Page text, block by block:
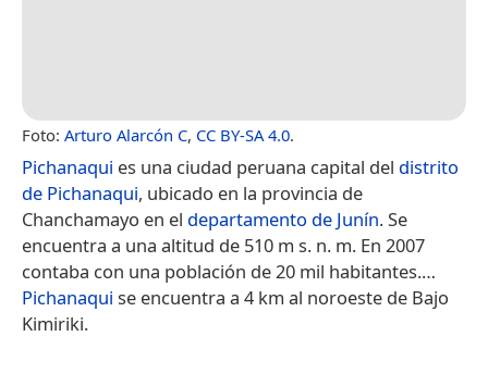
Foto: Arturo Alarcón C, CC BY-SA 4.0.
Pichanaqui es una ciudad peruana capital del distrito
de Pichanaqui, ubicado en la provincia de
Chanchamayo en el departamento de Junín. Se
encuentra a una altitud de 510 m s. n. m. En 2007
contaba con una población de 20 mil habitantes.​…
Pichanaqui se encuentra a 4 km al noroeste de Bajo
Kimiriki.